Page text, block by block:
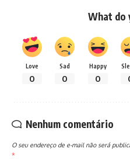
What do
Love
0
Sad
0
Happy
0
Nenhum comentário
O seu endereço de e-mail não será
*